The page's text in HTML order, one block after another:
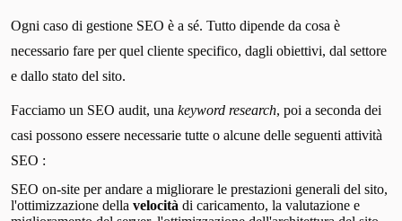
Ogni caso di gestione SEO è a sé. Tutto dipende da cosa è
necessario fare per quel cliente specifico, dagli obiettivi, dal settore
e dallo stato del sito.
Facciamo un SEO audit, una keyword research, poi a seconda dei
casi possono essere necessarie tutte o alcune delle seguenti attività
SEO :
SEO on-site per andare a migliorare le prestazioni generali del sito,
l'ottimizzazione della velocità di caricamento, la valutazione e